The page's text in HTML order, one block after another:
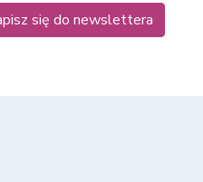
się do newslettera